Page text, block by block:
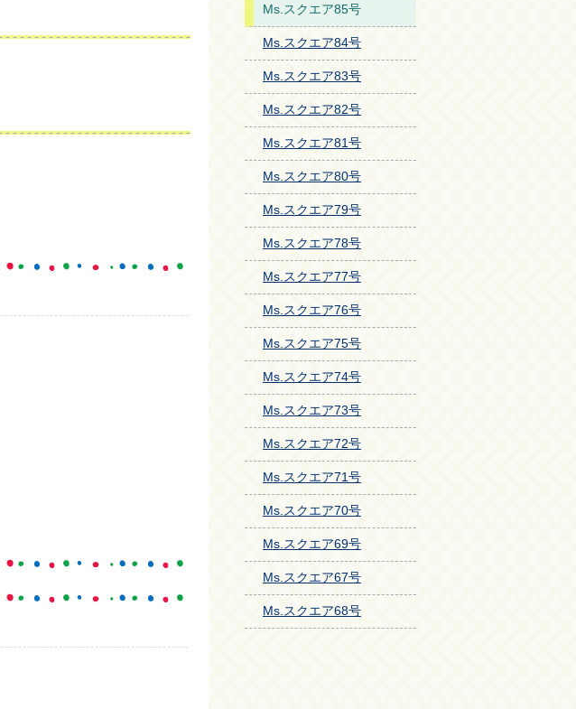
Ms.スクエア85号
Ms.スクエア84号
Ms.スクエア83号
Ms.スクエア82号
Ms.スクエア81号
Ms.スクエア80号
Ms.スクエア79号
Ms.スクエア78号
Ms.スクエア77号
Ms.スクエア76号
Ms.スクエア75号
Ms.スクエア74号
Ms.スクエア73号
Ms.スクエア72号
Ms.スクエア71号
Ms.スクエア70号
Ms.スクエア69号
Ms.スクエア67号
Ms.スクエア68号